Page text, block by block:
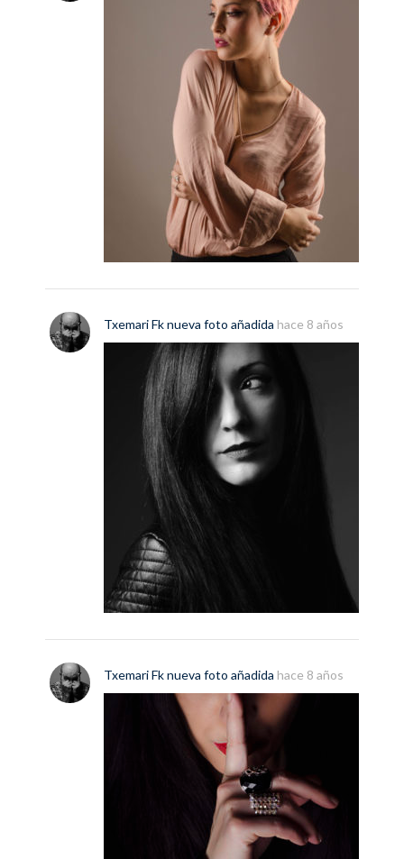
Txemari Fknueva foto añadida hace 8 años
Txemari Fknueva foto añadida hace 8 años